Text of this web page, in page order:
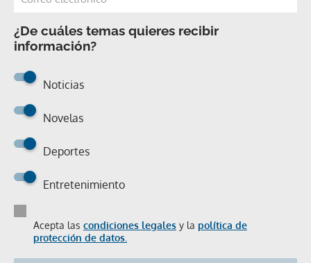
¿De cuáles temas quieres recibir
información?
Noticias
Novelas
Deportes
Entretenimiento
Acepta las condiciones legales y la política de
protección de datos.